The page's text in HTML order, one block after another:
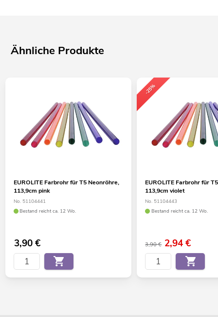
Ähnliche Produkte
EUROLITE Farbrohr für T5 Neonröhre,
113,9cm pink
No. 51104441
Bestand reicht ca. 12 Wo.
3,90€
-25%
EUROLITE Farbrohr für
113,9cm violet
No. 51104443
Bestand reicht ca. 12 Wo.
3,90 € 2,94€